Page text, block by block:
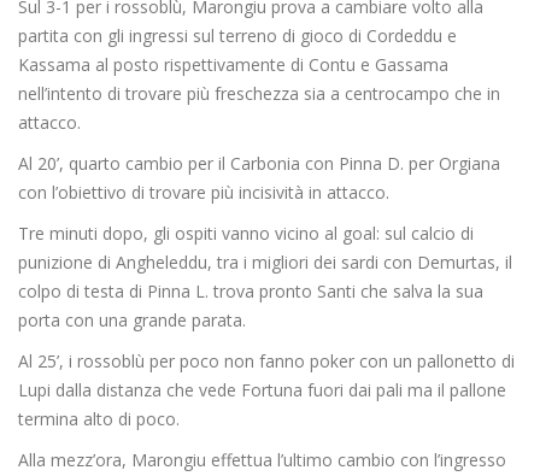
Sul 3-1 per i rossoblù, Marongiu prova a cambiare volto alla
partita con gli ingressi sul terreno di gioco di Cordeddu e
Kassama al posto rispettivamente di Contu e Gassama
nell’intento di trovare più freschezza sia a centrocampo che in
attacco.
Al 20’, quarto cambio per il Carbonia con Pinna D. per Orgiana
con l’obiettivo di trovare più incisività in attacco.
Tre minuti dopo, gli ospiti vanno vicino al goal: sul calcio di
punizione di Angheleddu, tra i migliori dei sardi con Demurtas, il
colpo di testa di Pinna L. trova pronto Santi che salva la sua
porta con una grande parata.
Al 25’, i rossoblù per poco non fanno poker con un pallonetto di
Lupi dalla distanza che vede Fortuna fuori dai pali ma il pallone
termina alto di poco.
Alla mezz’ora, Marongiu effettua l’ultimo cambio con l’ingresso